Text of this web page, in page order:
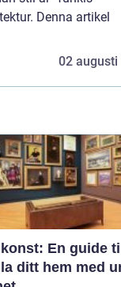
Denna artikel
02 augusti
En guide
ditt hem med